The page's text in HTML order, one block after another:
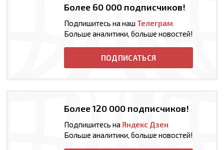
Более 60 000 подписчиков!
Подпишитесь на наш Телеграм
Больше аналитики, больше новостей!
ПОДПИСАТЬСЯ
Более 120 000 подписчиков!
Подпишитесь на Яндекс Дзен
Больше аналитики, больше новостей!